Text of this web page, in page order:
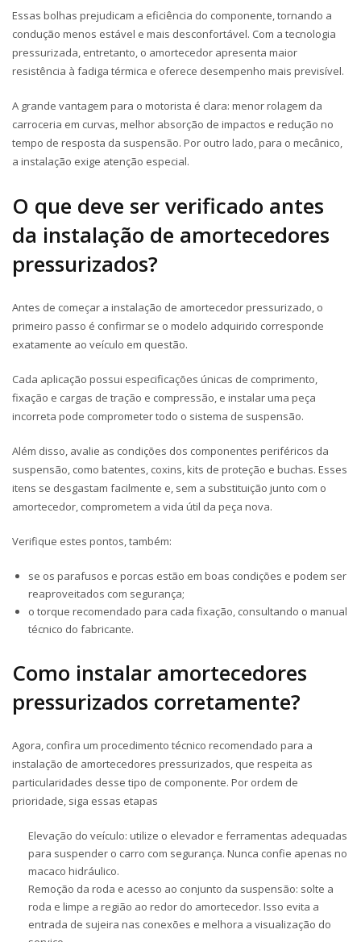
Essas bolhas prejudicam a eficiência do componente, tornando a
condução menos estável e mais desconfortável. Com a tecnologia
pressurizada, entretanto, o amortecedor apresenta maior
resistência à fadiga térmica e oferece desempenho mais previsível.
A grande vantagem para o motorista é clara: menor rolagem da
carroceria em curvas, melhor absorção de impactos e redução no
tempo de resposta da suspensão. Por outro lado, para o mecânico,
a instalação exige atenção especial.
O que deve ser verificado antes
da instalação de amortecedores
pressurizados?
Antes de começar a instalação de amortecedor pressurizado, o
primeiro passo é confirmar se o modelo adquirido corresponde
exatamente ao veículo em questão.
Cada aplicação possui especificações únicas de comprimento,
fixação e cargas de tração e compressão, e instalar uma peça
incorreta pode comprometer todo o sistema de suspensão.
Além disso, avalie as condições dos componentes periféricos da
suspensão, como batentes, coxins, kits de proteção e buchas. Esses
itens se desgastam facilmente e, sem a substituição junto com o
amortecedor, comprometem a vida útil da peça nova.
Verifique estes pontos, também:
se os parafusos e porcas estão em boas condições e podem ser
reaproveitados com segurança;
o torque recomendado para cada fixação, consultando o manual
técnico do fabricante.
Como instalar amortecedores
pressurizados corretamente?
Agora, confira um procedimento técnico recomendado para a
instalação de amortecedores pressurizados, que respeita as
particularidades desse tipo de componente. Por ordem de
prioridade, siga essas etapas
Elevação do veículo: utilize o elevador e ferramentas adequadas
para suspender o carro com segurança. Nunca confie apenas no
macaco hidráulico.
Remoção da roda e acesso ao conjunto da suspensão: solte a
roda e limpe a região ao redor do amortecedor. Isso evita a
entrada de sujeira nas conexões e melhora a visualização do